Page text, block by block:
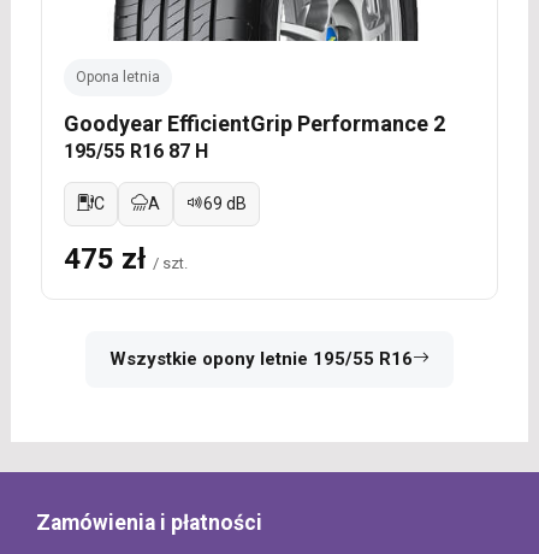
Opona letnia
Goodyear EfficientGrip Performance 2
195/55 R16 87 H
C A 69 dB
475 zł / szt.
Wszystkie opony letnie 195/55 R16
Zamówienia i płatności